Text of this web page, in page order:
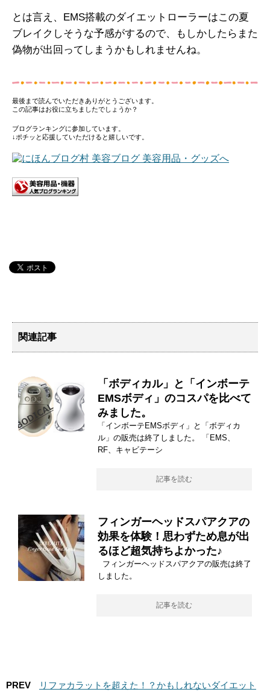
とは言え、EMS搭載のダイエットローラーはこの夏
ブレイクしそうな予感がするので、もしかしたらまた
偽物が出回ってしまうかもしれませんね。
最後まで読んでいただきありがとうございます。
この記事はお役に立ちましたでしょうか？
ブログランキングに参加しています。
↓ポチッと応援していただけると嬉しいです。
関連記事
「ボディカル」と「インボーテ
EMSボディ」のコスパを比べて
みました。
「インボーテEMSボディ」と「ボディカ
ル」の販売は終了しました。 「EMS、
RF、キャビテーシ
記事を読む
フィンガーヘッドスパアクアの
効果を体験！思わずため息が出
るほど超気持ちよかった♪
フィンガーヘッドスパアクアの販売は終了
しました。
記事を読む
PREV リファカラットを超えた！？かもしれないダイエット